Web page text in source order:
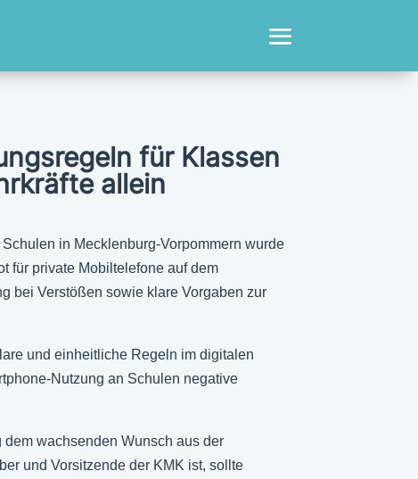
für Klassen
allein
in Mecklenburg-Vorpommern wurde
für private Mobiltelefone auf dem
bei Verstößen sowie klare Vorgaben zur
und einheitliche Regeln im digitalen
Nutzung an Schulen negative
wachsenden Wunsch aus der
und Vorsitzende der KMK ist, sollte